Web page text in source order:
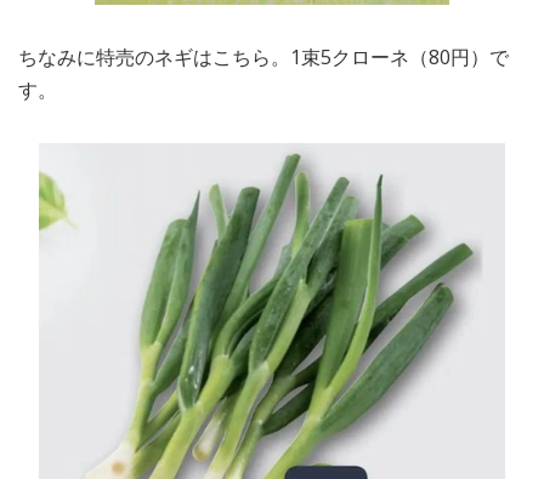
ちなみに特売のネギはこちら。1束5クローネ（80円）で
す。